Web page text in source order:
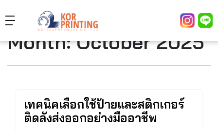
Month:October 2025
เทคนิคเลือกใช้ป้ายและสติกเกอร์
ติดลังส่งออกอย่างมืออาชีพ